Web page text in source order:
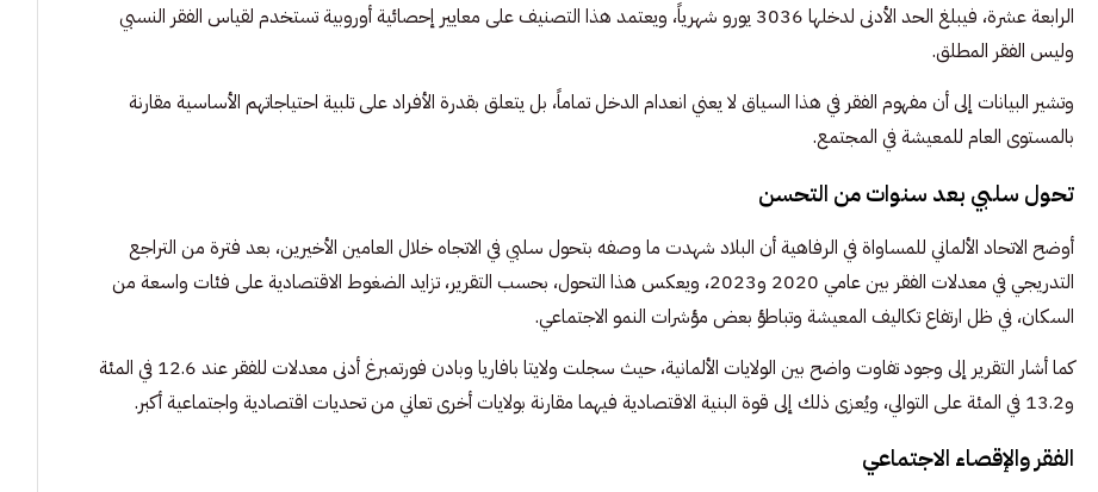
الرابعة عشرة، فيبلغ الحد الأدنى لدخلها 3036 يورو شهرياً، ويعتمد هذا التصنيف على معايير إحصائية أوروبية تستخدم لقياس الفقر النسبي
وليس الفقر المطلق.
وتشير البيانات إلى أن مفهوم الفقر في هذا السياق لا يعني انعدام الدخل تماماً، بل يتعلق بقدرة الأفراد على تلبية احتياجاتهم الأساسية مقارنة
بالمستوى العام للمعيشة في المجتمع.
تحول سلبي بعد سنوات من التحسن
أوضح الاتحاد الألماني للمساواة في الرفاهية أن البلاد شهدت ما وصفه بتحول سلبي في الاتجاه خلال العامين الأخيرين، بعد فترة من التراجع
التدريجي في معدلات الفقر بين عامي 2020 و2023، ويعكس هذا التحول، بحسب التقرير، تزايد الضغوط الاقتصادية على فئات واسعة من
السكان، في ظل ارتفاع تكاليف المعيشة وتباطؤ بعض مؤشرات النمو الاجتماعي.
كما أشار التقرير إلى وجود تفاوت واضح بين الولايات الألمانية، حيث سجلت ولايتا بافاريا وبادن فورتمبرغ أدنى معدلات للفقر عند 12.6 في المئة
و13.2 في المئة على التوالي، ويُعزى ذلك إلى قوة البنية الاقتصادية فيهما مقارنة بولايات أخرى تعاني من تحديات اقتصادية واجتماعية أكبر.
الفقر والإقصاء الاجتماعي